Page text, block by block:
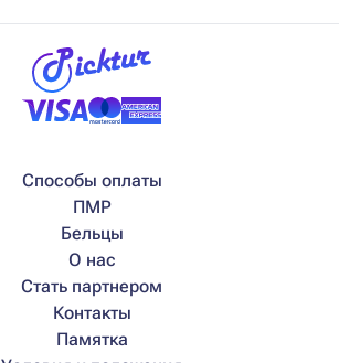
Способы оплаты
ПМР
Бельцы
О нас
Стать партнером
Контакты
Памятка